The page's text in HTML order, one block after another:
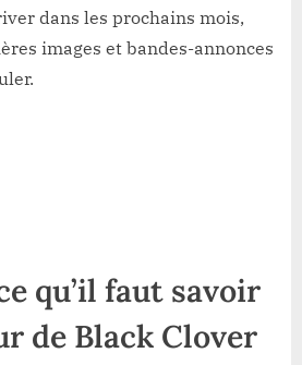
dans les prochains mois,
images et bandes-annonces
qu’il faut savoir
de Black Clover